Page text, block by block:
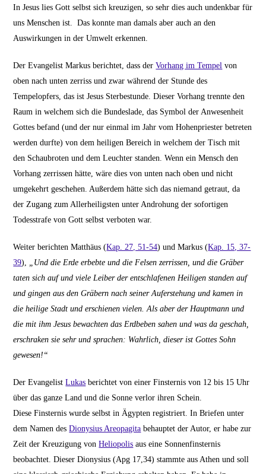
In Jesus lies Gott selbst sich kreuzigen, so sehr dies auch undenkbar für
uns Menschen ist. Das konnte man damals aber auch an den
Auswirkungen in der Umwelt erkennen.
Der Evangelist Markus berichtet, dass derVorhang im Tempel von
oben nach unten zerriss und zwar während der Stunde des
Tempelopfers, das ist Jesus Sterbestunde. Dieser Vorhang trennte den
Raum in welchem sich die Bundeslade, das Symbol der Anwesenheit
Gottes befand (und der nur einmal im Jahr vom Hohenpriester betreten
werden durfte) von dem heiligen Bereich in welchem der Tisch mit
den Schaubroten und dem Leuchter standen. Wenn ein Mensch den
Vorhang zerrissen hätte, wäre dies von unten nach oben und nicht
umgekehrt geschehen. Außerdem hätte sich das niemand getraut, da
der Zugang zum Allerheiligsten unter Androhung der sofortigen
Todesstrafe von Gott selbst verboten war.
Weiter berichten Matthäus (Kap. 27, 51-54) und Markus (Kap. 15, 37-
39), „Und die Erde erbebte und die Felsen zerrissen, und die Gräber
taten sich auf und viele Leiber der entschlafenen Heiligen standen auf
und gingen aus den Gräbern nach seiner Auferstehung und kamen in
die heilige Stadt und erschienen vielen.Als aber der Hauptmann und
die mit ihm Jesus bewachten das Erdbeben sahen und was da geschah,
erschraken sie sehr und sprachen: Wahrlich, dieser ist Gottes Sohn
gewesen!“
Der EvangelistLukas berichtet von einer Finsternis von 12 bis 15 Uhr
über das ganze Land und die Sonne verlor ihren Schein.
Diese Finsternis wurde selbst in Ägypten registriert. In Briefen unter
dem Namen desDionysius Areopagita behauptet der Autor, er habe zur
Zeit der Kreuzigung vonHeliopolis aus eine Sonnenfinsternis
beobachtet. Dieser Dionysius (Apg 17,34) stammte aus Athen und soll